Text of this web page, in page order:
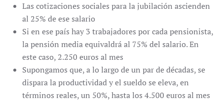
Las cotizaciones sociales para la jubilación ascienden
al 25% de ese salario
Si en ese país hay 3 trabajadores por cada pensionista,
la pensión media equivaldrá al 75% del salario. En
este caso, 2.250 euros al mes
Supongamos que, a lo largo de un par de décadas, se
dispara la productividad y el sueldo se eleva, en
términos reales, un 50%, hasta los 4.500 euros al mes